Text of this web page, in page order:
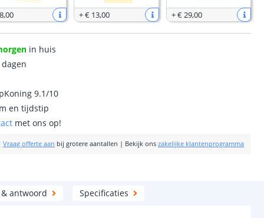
,00 +€ 13,00 +€ 29,00
in huis
9.1/10
en tijdstip
met ons op!
Vraag offerte aan bij grotere aantallen | Bekijk ons zakelijke klantenprogramma
antwoord Specificaties